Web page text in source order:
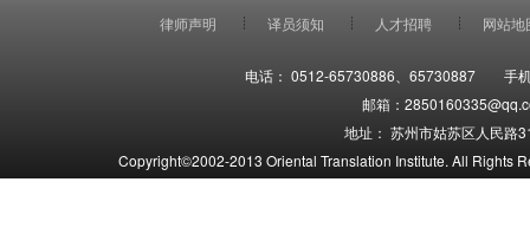
律师声明 译员须知 人才招聘 网站地
电话： 0512-65730886、65730887 手机
邮箱：
地址： 苏州市姑苏区人民路
Copyright©2002-2013 Oriental Translation Institute. All